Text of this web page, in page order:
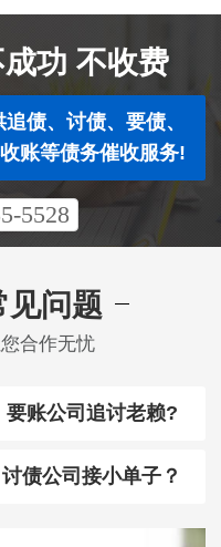
功 不收费
债、讨债、要债、
账等债务催收服务!
5528
见问题
合作无忧
要账公司追讨老赖?
讨债公司接小单子？